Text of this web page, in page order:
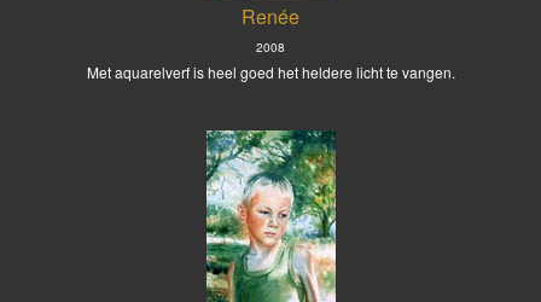
Renée
2008
Met aquarelverf is heel goed het heldere licht te vangen.